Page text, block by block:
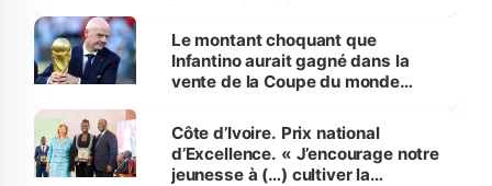
Le montant choquant que
Infantino aurait gagné dans la
vente de la Coupe du monde
Côte d’Ivoire. Prix national
d’Excellence. « J’encourage notre
jeunesse à (…) cultiver la